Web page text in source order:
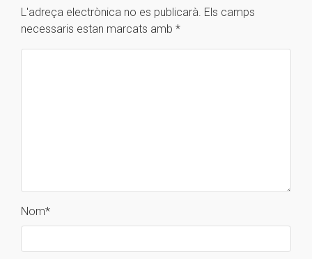
L'adreça electrònica no es publicarà. Els camps
necessaris estan marcats amb *
Nom*